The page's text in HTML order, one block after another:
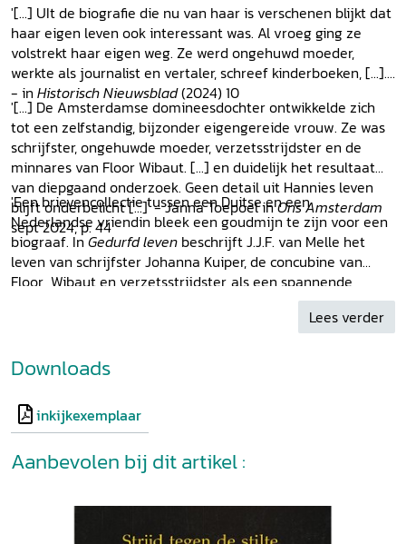
'[...] UIt de biografie die nu van haar is verschenen blijkt dat
haar eigen leven ook interessant was. Al vroeg ging ze
volstrekt haar eigen weg. Ze werd ongehuwd moeder,
werkte als journalist en vertaler, schreef kinderboeken, [...].'
- in Historisch Nieuwsblad(2024) 10
'[...] De Amsterdamse domineesdochter ontwikkelde zich
tot een zelfstandig, bijzonder eigengereide vrouw. Ze was
schrijfster, ongehuwde moeder, verzetsstrijdster en de
minnares van Floor Wibaut. [...] en duidelijk het resultaat
van diepgaand onderzoek. Geen detail uit Hannies leven
blijft onderbelicht [...]' - Janna Toepoel inOns Amsterdam
sept 2024, p. 44
'Een brievencollectie tussen een Duitse en een
Nederlandse vriendin bleek een goudmijn te zijn voor een
biograaf. In Gedurfd leven beschrijft J.J.F. van Melle het
leven van schrijfster Johanna Kuiper, de concubine van
Floor Wibaut en verzetsstrijdster, als een spannende
roman. De werkelijkheid blijkt weer eens ongelofelijker dan
fictie.[...] Van Melle heeft de verleiding kunnen weerstaan
gekozen voor een levendige transcriptie van de
correspondentie. Dat werkt goed. [...]' - Petra Teunissen-
Nijsse op
Lees verder
Downloads
inkijkexemplaar
Aanbevolen bij dit artikel :